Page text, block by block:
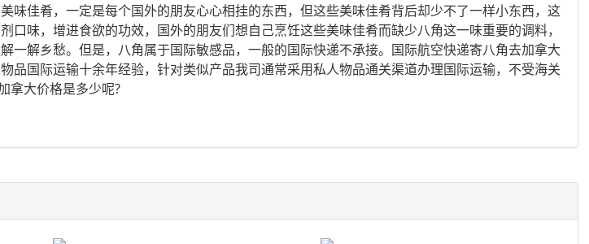
佳肴，一定是每个国外的朋友心心相挂的东西，但这些美味佳肴背后却少不了一样小东西，这
味，增进食欲的功效，国外的朋友们想自己烹饪这些美味佳肴而缺少八角这一味重要的调料，
解乡愁。但是，八角属于国际敏感品，一般的国际快递不承接。国际航空快递寄八角去加拿大
国际运输十余年经验，针对类似产品我司通常采用私人物品通关渠道办理国际运输，不受海关
拿大价格是多少呢?